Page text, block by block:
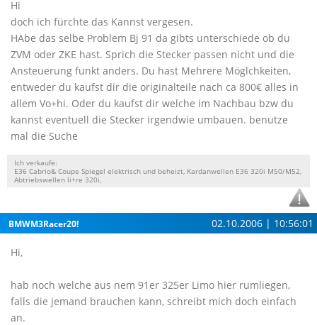
Hi
doch ich fürchte das Kannst vergesen.
HAbe das selbe Problem Bj 91 da gibts unterschiede ob du
ZVM oder ZKE hast. Sprich die Stecker passen nicht und die
Ansteuerung funkt anders. Du hast Mehrere Möglchkeiten,
entweder du kaufst dir die originalteile nach ca 800€ alles in
allem Vo+hi. Oder du kaufst dir welche im Nachbau bzw du
kannst eventuell die Stecker irgendwie umbauen. benutze
mal die Suche
Ich verkaufe:
E36 Cabrio& Coupe Spiegel elektrisch und beheizt, Kardanwellen E36 320i M50/M52,
Abtriebswellen li+re 320i,
BMWM3Racer20! 02.10.2006 | 10:56:01
Hi,
hab noch welche aus nem 91er 325er Limo hier rumliegen,
falls die jemand brauchen kann, schreibt mich doch einfach
an.